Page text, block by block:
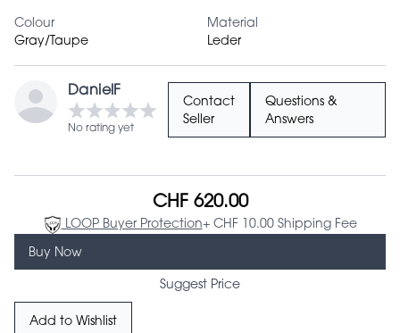
Colour
Gray/Taupe
Material
Leder
DanielF
No rating yet
Contact
Seller
Questions &
Answers
CHF 620.00
LOOP Buyer Protection+ CHF 10.00 Shipping Fee
Buy Now
Suggest Price
Add to Wishlist